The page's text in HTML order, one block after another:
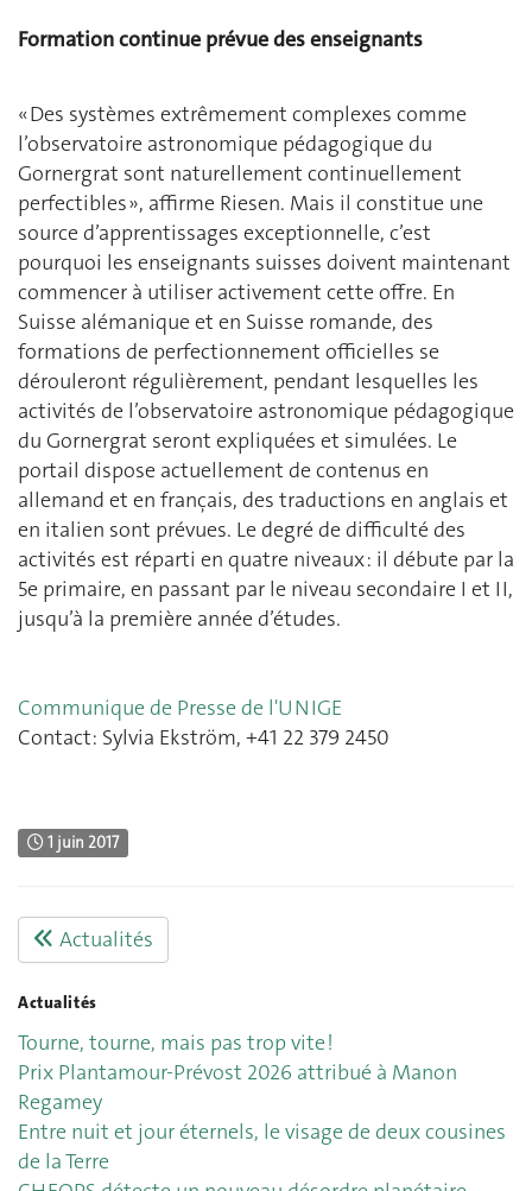
Formation continue prévue des enseignants
« Des systèmes extrêmement complexes comme
l’observatoire astronomique pédagogique du
Gornergrat sont naturellement continuellement
perfectibles », affirme Riesen. Mais il constitue une
source d’apprentissages exceptionnelle, c’est
pourquoi les enseignants suisses doivent maintenant
commencer à utiliser activement cette offre. En
Suisse alémanique et en Suisse romande, des
formations de perfectionnement officielles se
dérouleront régulièrement, pendant lesquelles les
activités de l’observatoire astronomique pédagogique
du Gornergrat seront expliquées et simulées. Le
portail dispose actuellement de contenus en
allemand et en français, des traductions en anglais et
en italien sont prévues. Le degré de difficulté des
activités est réparti en quatre niveaux : il débute par la
5e primaire, en passant par le niveau secondaire I et II,
jusqu’à la première année d’études.
Communique de Presse de l'UNIGE
Contact: Sylvia Ekström, +41 22 379 2450
1 juin 2017
Actualités
Actualités
Tourne, tourne, mais pas trop vite !
Prix Plantamour-Prévost 2026 attribué à Manon
Regamey
Entre nuit et jour éternels, le visage de deux cousines
de la Terre